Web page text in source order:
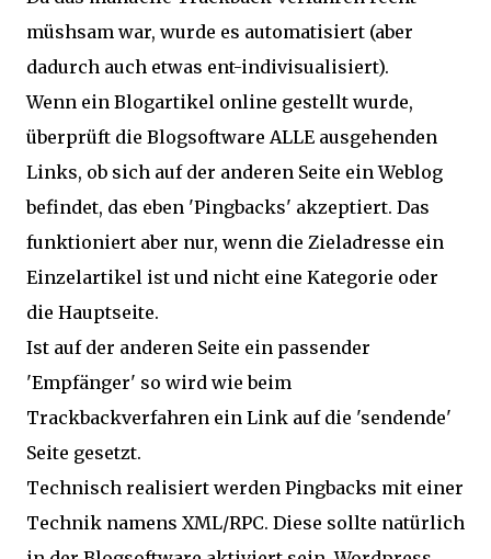
müshsam war, wurde es automatisiert (aber
dadurch auch etwas ent-indivisualisiert).
Wenn ein Blogartikel online gestellt wurde,
überprüft die Blogsoftware ALLE ausgehenden
Links, ob sich auf der anderen Seite ein Weblog
befindet, das eben 'Pingbacks' akzeptiert. Das
funktioniert aber nur, wenn die Zieladresse ein
Einzelartikel ist und nicht eine Kategorie oder
die Hauptseite.
Ist auf der anderen Seite ein passender
'Empfänger' so wird wie beim
Trackbackverfahren ein Link auf die 'sendende'
Seite gesetzt.
Technisch realisiert werden Pingbacks mit einer
Technik namens XML/RPC. Diese sollte natürlich